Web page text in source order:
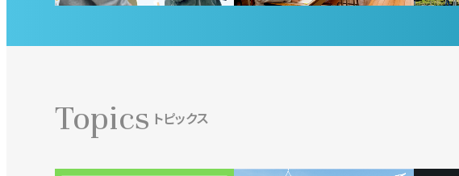
Topics トピックス